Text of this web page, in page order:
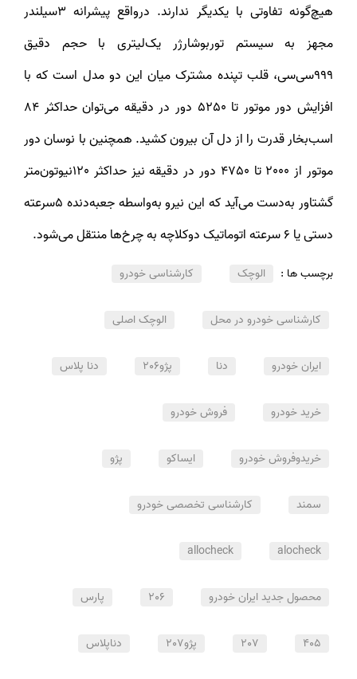
هیچ‌گونه تفاوتی با یکدیگر ندارند. درواقع پیشرانه 3سیلندر
مجهز به سیستم توربوشارژر یک‌لیتری با حجم دقیق
999سی‌سی، قلب تپنده مشترک میان این دو مدل است که با
افزایش دور موتور تا 5250 دور در دقیقه می‌توان حداکثر 84
اسب‌بخار قدرت را از دل آن بیرون کشید. همچنین با نوسان دور
موتور از 2000 تا 4750 دور در دقیقه نیز حداکثر 120نیوتون‌متر
گشتاور به‌دست‌ می‌آید که این نیرو به‌واسطه جعبه‌دنده 5‌سرعته
دستی یا 6 سرعته اتوماتیک دوکلاچه به چرخ‌ها منتقل می‌شود.
برچسب ها : الوچک کارشناسی خودرو
کارشناسی خودرو در محل الوچک اصلی
ایران خودرو دنا پژو206 دنا پلاس
خرید خودرو فروش خودرو
خریدوفروش خودرو ایساکو پژو
سمند کارشناسی تخصصی خودرو
alocheck
allocheck
محصول جدید ایران خودرو 206 پارس
405
207 پژو207 دناپلاس